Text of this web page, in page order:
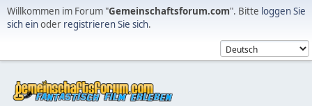
Willkommen im Forum "Gemeinschaftsforum.com". Bitte loggen Sie
sich einoder registrieren Sie sich.